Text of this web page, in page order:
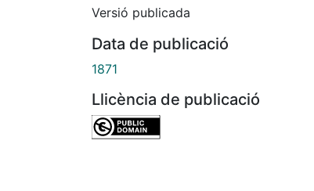
Versió publicada
Data de publicació
1871
Llicència de publicació